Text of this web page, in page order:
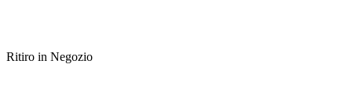
Ritiro in Negozio